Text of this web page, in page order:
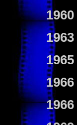
1960
1963
1965
1966
1966